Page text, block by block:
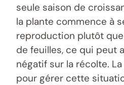
seule saison de
la plante commence à
reproduction plutôt
de feuilles, ce qui peut
négatif sur la récolte.
pour gérer cette